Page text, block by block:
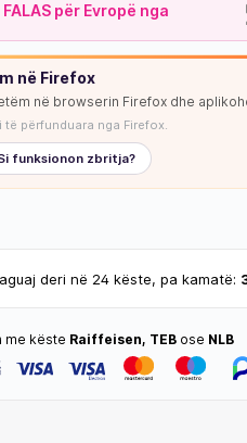
NUK KA STOK
për Evropë nga
në Firefox
në browserin Firefox dhe
përfunduara nga Firefox.
funksionon zbritja?
deri në 24 këste, pa kamatë:
me këste Raiffeisen, TEB ose NLB